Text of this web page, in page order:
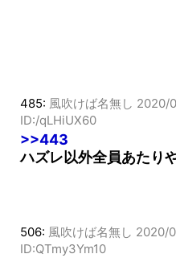
485: 風吹けば名無し 2020/
ID:/qLHiUX60
>>443
ハズレ以外全員あたり
506: 風吹けば名無し 2020/
ID:QTmy3Ym10